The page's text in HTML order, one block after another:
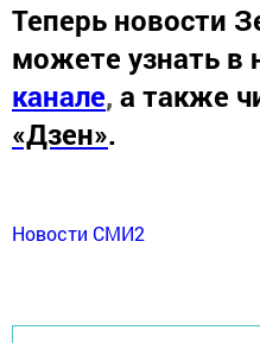
Теперь новости
можете узнать в
канале, а также
«Дзен».
Новости СМИ2